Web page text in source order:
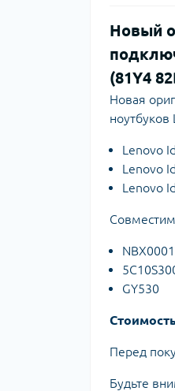
Новый
(81Y4
Новая
ноутбуков
Lenovo
Lenovo
Lenovo
GY530
Перед
Будьте